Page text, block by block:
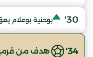
30' بوحنية بوعلام
34' هدف من